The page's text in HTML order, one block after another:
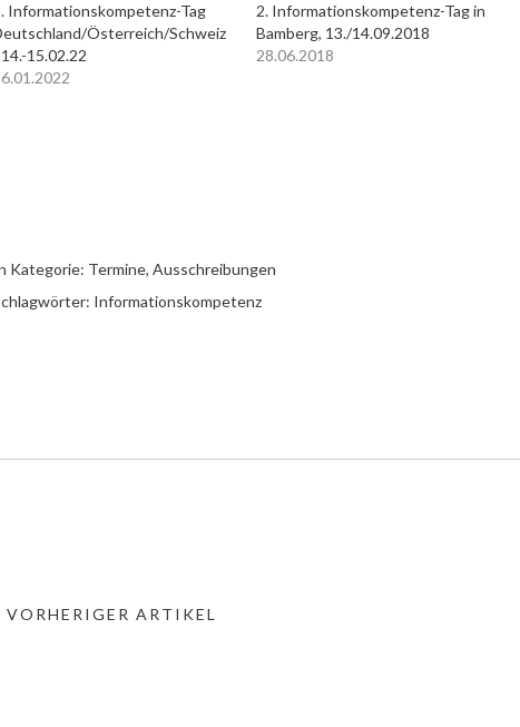
Informationskompetenz-Tag
Österreich/Schweiz
15.02.22
2. Informationskompetenz-Tag in
Bamberg, 13./14.09.2018
28.06.2018
Kategorie: Termine, Ausschreibungen
Informationskompetenz
VORHERIGER ARTIKEL